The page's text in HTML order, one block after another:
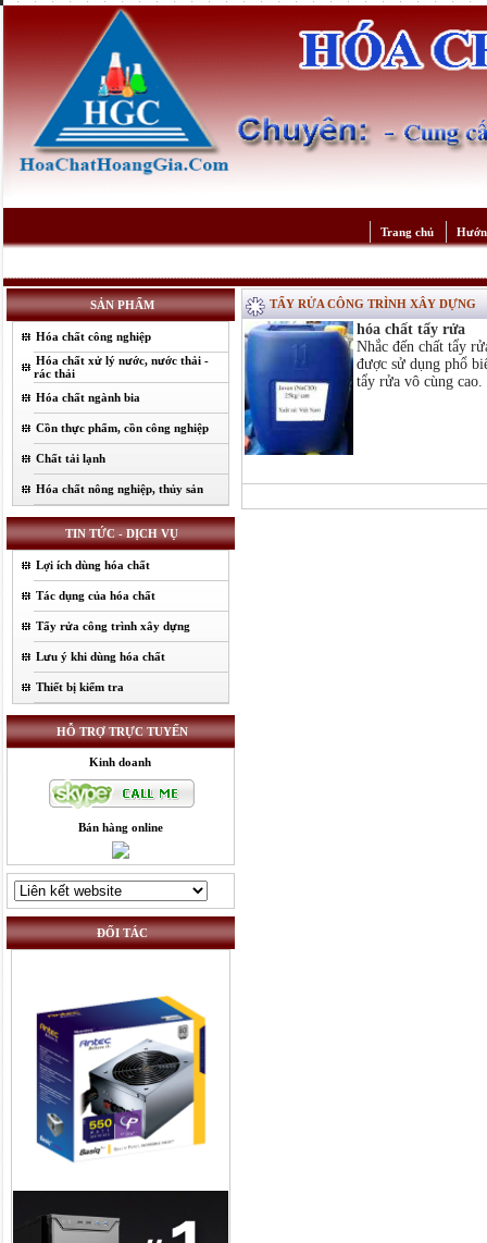
Trang chủ
SẢN PHẨM
Hóa chất công nghiệp
Hóa chất xử lý nước, nước thải -
rác thải
Hóa chất ngành bia
Cồn thực phẩm, cồn công nghiệp
Chất tải lạnh
Hóa chất nông nghiệp, thủy sản
TIN TỨC - DỊCH VỤ
Lợi ích dùng hóa chất
Tác dụng của hóa chất
Tẩy rửa công trình xây dựng
Lưu ý khi dùng hóa chất
Thiết bị kiểm tra
HỖ TRỢ TRỰC TUYẾN
Kinh doanh
Bán hàng online
ĐỐI TÁC
TẨY RỬA CÔNG TRÌNH XÂY DỰNG
hóa chất tẩy rửa
Nhắc đến chất tẩy
được sử dụng phổ
tẩy rửa vô cùng cao.